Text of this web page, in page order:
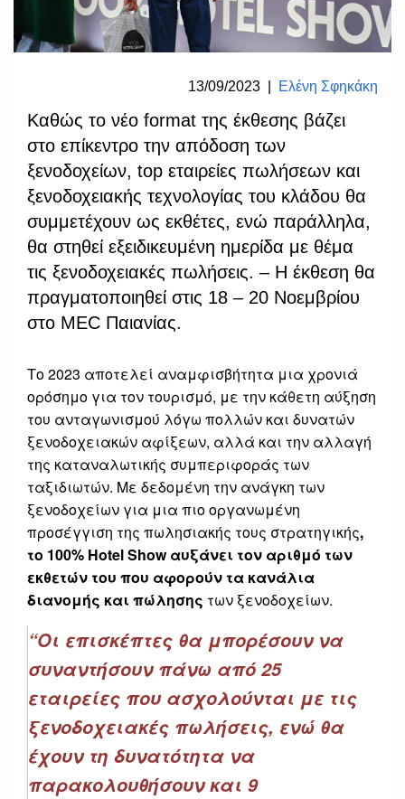
13/09/2023 Ελένη Σφηκάκη
Καθώς το νέο format της έκθεσης βάζει
στο επίκεντρο την απόδοση των
ξενοδοχείων, top εταιρείες πωλήσεων και
ξενοδοχειακής τεχνολογίας του κλάδου θα
συμμετέχουν ως εκθέτες, ενώ παράλληλα,
θα στηθεί εξειδικευμένη ημερίδα με θέμα
τις ξενοδοχειακές πωλήσεις. – Η έκθεση θα
πραγματοποιηθεί στις 18 – 20 Νοεμβρίου
στο MEC Παιανίας.
Το 2023 αποτελεί αναμφισβήτητα μια χρονιά
ορόσημο για τον τουρισμό, με την κάθετη αύξηση
του ανταγωνισμού λόγω πολλών και δυνατών
ξενοδοχειακών αφίξεων, αλλά και την αλλαγή
της καταναλωτικής συμπεριφοράς των
ταξιδιωτών. Με δεδομένη την ανάγκη των
ξενοδοχείων για μια πιο οργανωμένη
προσέγγιση της πωλησιακής τους στρατηγικής,
το 100% Hotel Showαυξάνει τον αριθμό των
εκθετών του που αφορούν τα κανάλια
διανομής και πώλησης των ξενοδοχείων.
“Οι επισκέπτες θα μπορέσουν να
συναντήσουν πάνω από 25
εταιρείες που ασχολούνται με τις
ξενοδοχειακές πωλήσεις, ενώ θα
έχουν τη δυνατότητα να
παρακολουθήσουν και 9